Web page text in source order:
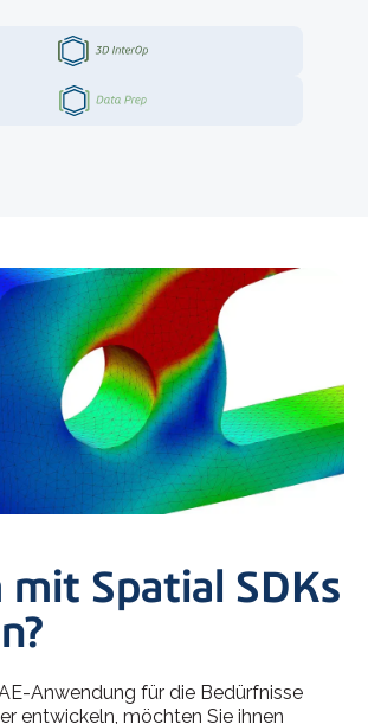
mit Spatial SDKs
Anwendung für die Bedürfnisse
entwickeln, möchten Sie ihnen